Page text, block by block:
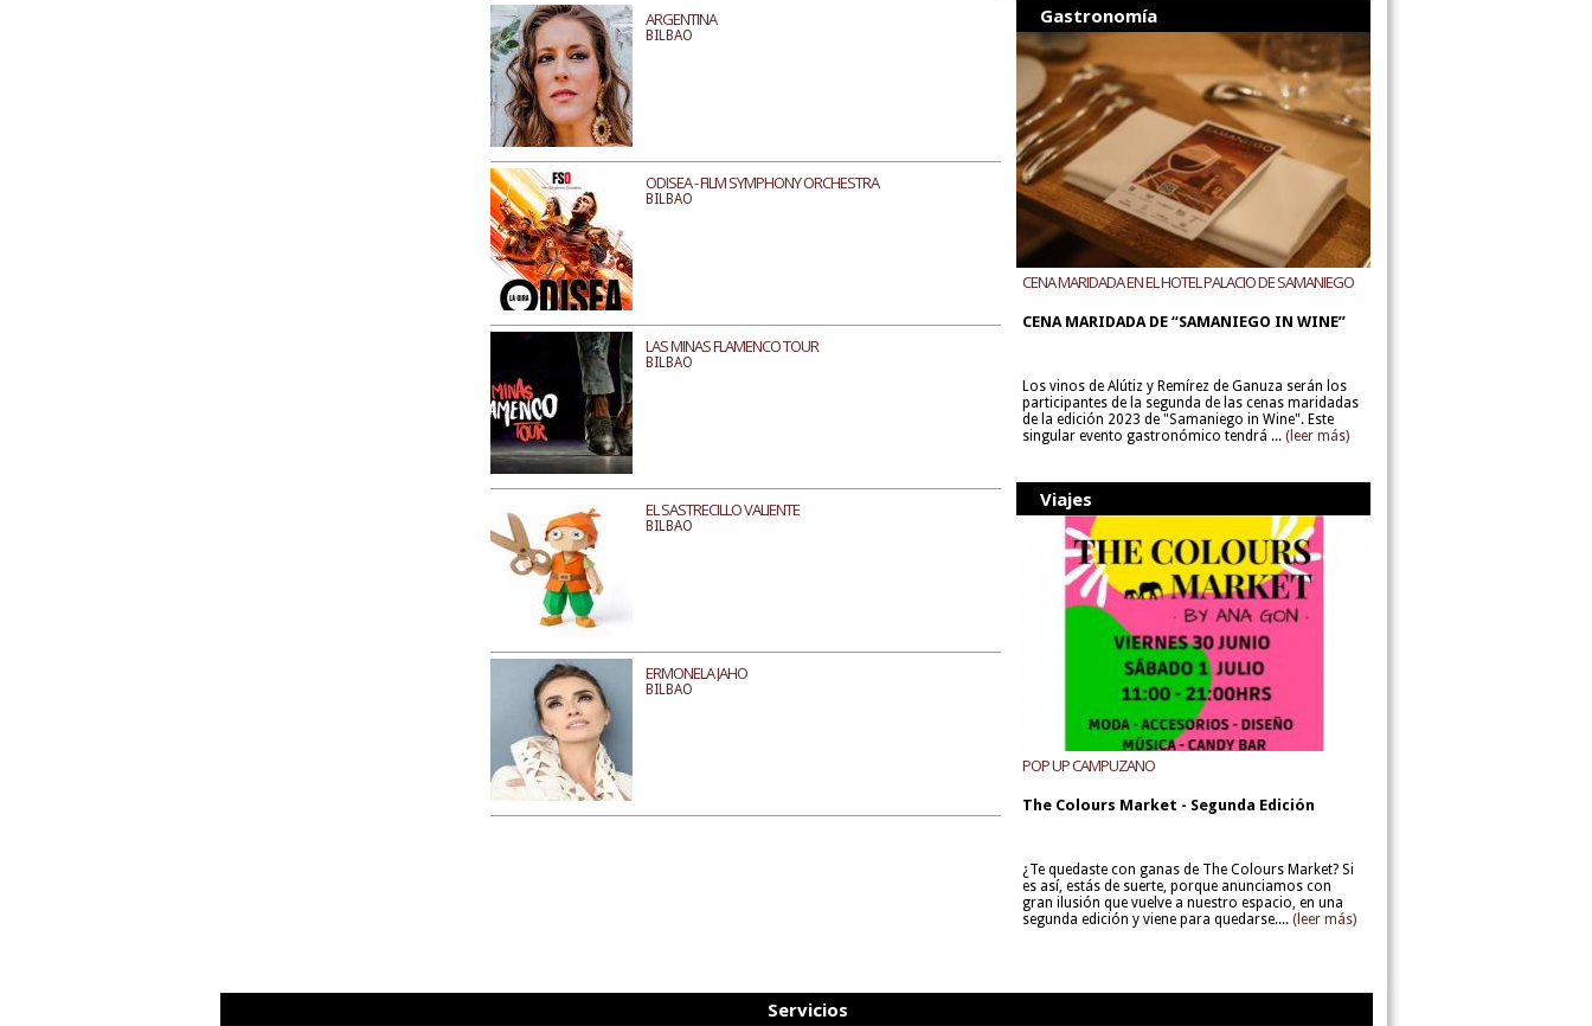
ARGENTINA
BILBAO
ODISEA - FILM SYMPHONY ORCHESTRA
BILBAO
LAS MINAS FLAMENCO TOUR
BILBAO
EL SASTRECILLO VALIENTE
BILBAO
ERMONELA JAHO
BILBAO
Gastronomía
CENA MARIDADA EN EL HOTEL PALACIO DE SAMANIEGO
CENA MARIDADA DE “SAMANIEGO IN WINE”
Los vinos de Alútiz y Remírez de Ganuza serán los
participantes de la segunda de las cenas maridadas
de la edición 2023 de "Samaniego in Wine". Este
singular evento gastronómico tendrá ... (leer más)
Viajes
POP UP CAMPUZANO
The Colours Market - Segunda Edición
¿Te quedaste con ganas de The Colours Market? Si
es así, estás de suerte, porque anunciamos con
gran ilusión que vuelve a nuestro espacio, en una
segunda edición y viene para quedarse.... (leer más)
Servicios